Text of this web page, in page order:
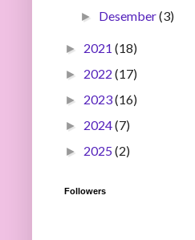
► Desember(3)
► 2021 (18)
► 2022 (17)
► 2023(16)
► 2024(7)
► 2025(2)
Followers